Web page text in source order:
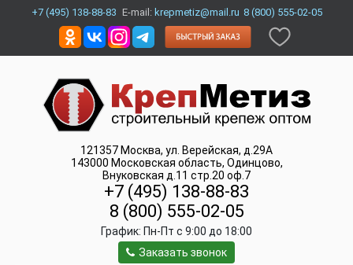
+7 (495) 138-88-83 E-mail: krepmetiz@mail.ru 8 (800) 555-02-05
121357 Москва, ул. Верейская, д.29А
143000 Московская область, Одинцово,
Внуковская д.11 стр.20 оф.7
+7 (495) 138-88-83
8 (800) 555-02-05
График: Пн-Пт c 9:00 до 18:00
Заказать звонок